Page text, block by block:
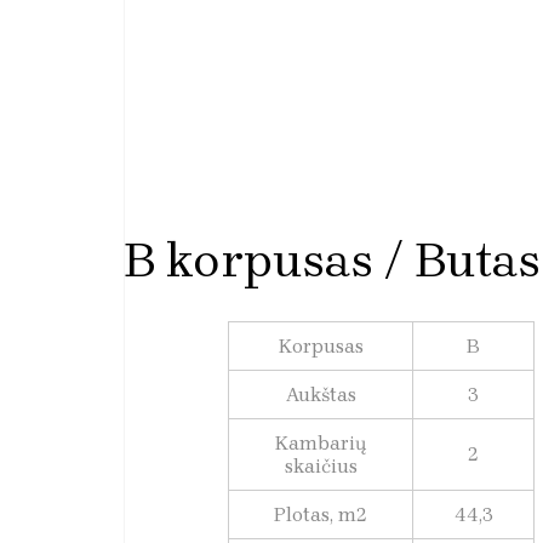
B korpusas /
Korpusas B
Aukštas 3
Kambarių
skaičius
2
Plotas, m2 44,3